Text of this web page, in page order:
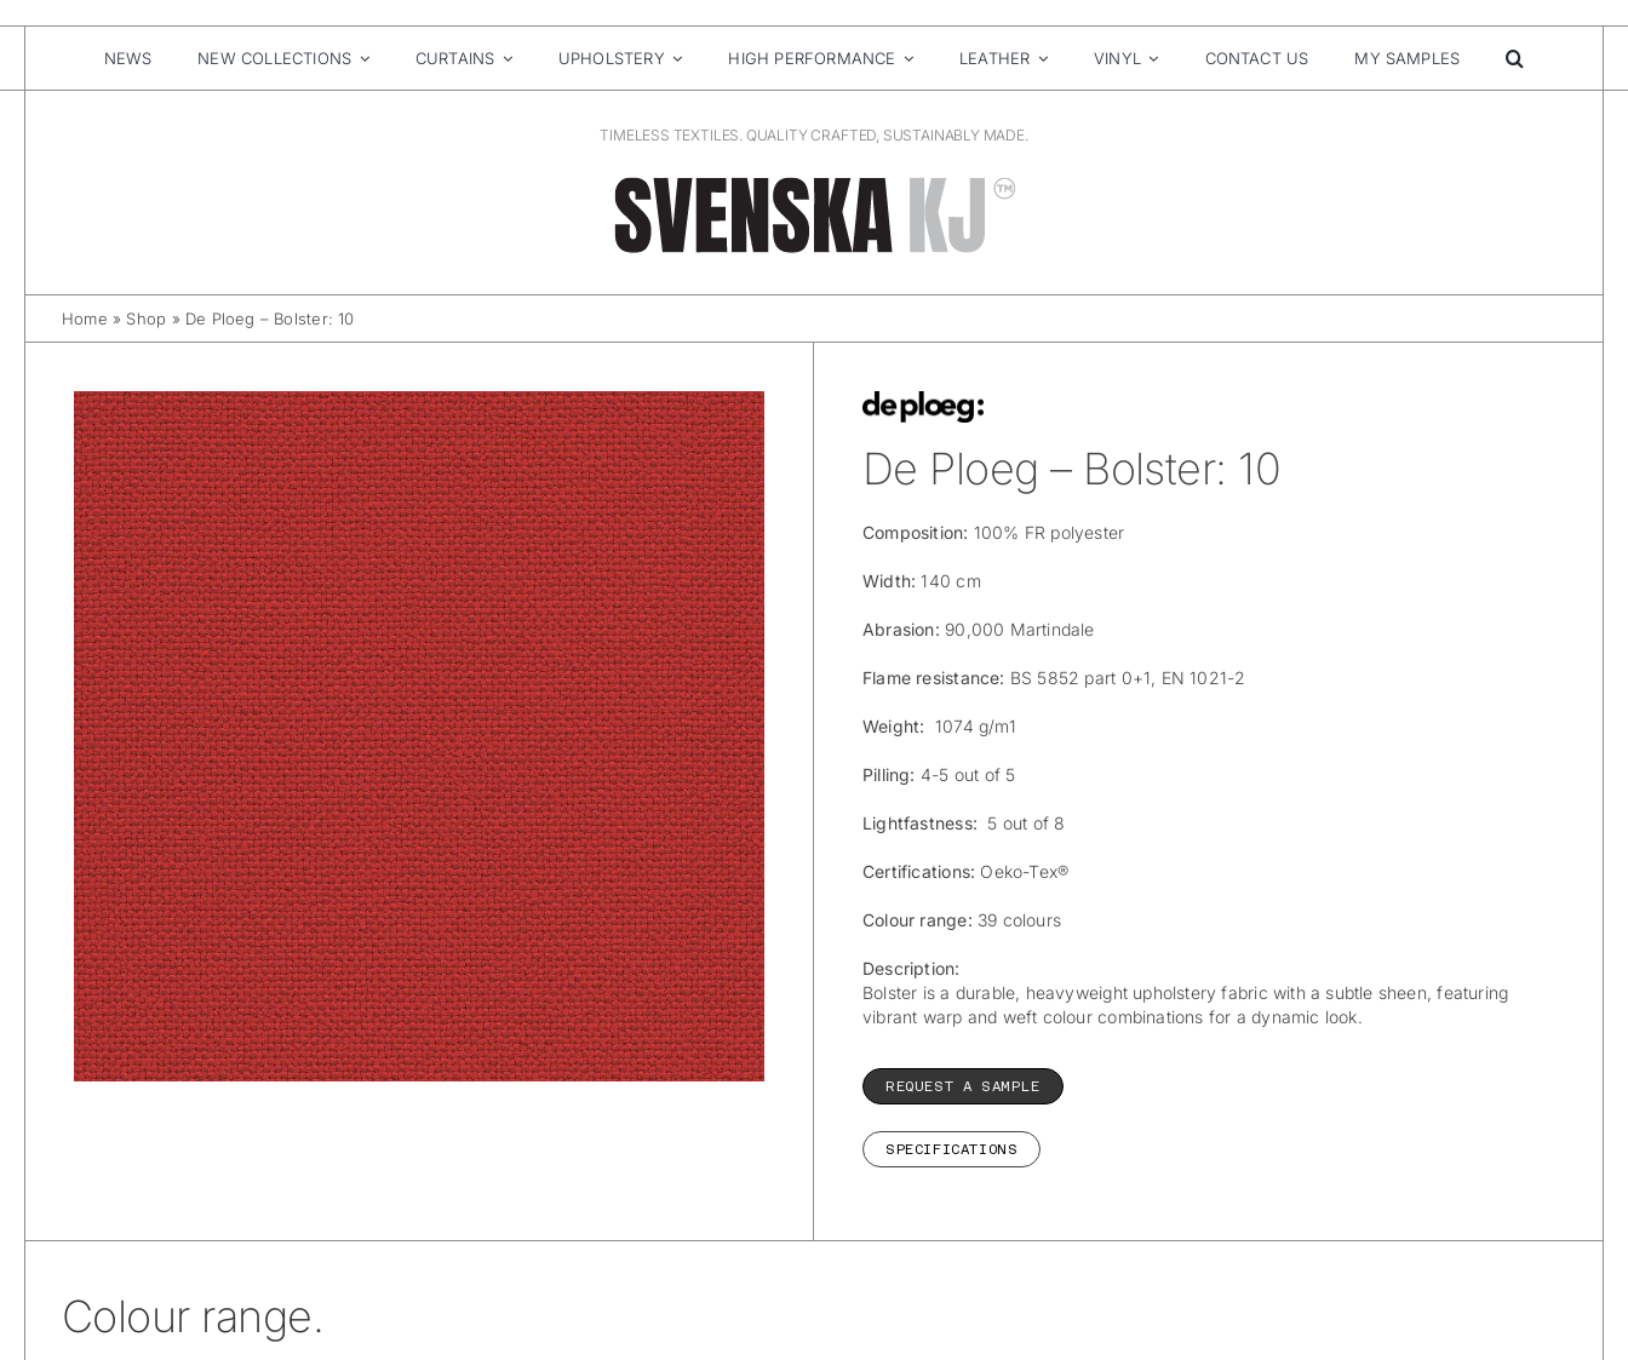
NEWS NEW COLLECTIONS CURTAINS UPHOLSTERY HIGH PERFORMANCE LEATHER VINYL CONTACT US MY SAMPLES
TIMELESS TEXTILES. QUALITY CRAFTED, SUSTAINABLY MADE.
Home » Shop » De Ploeg – Bolster: 10
De Ploeg – Bolster: 10
Composition: 100% FR polyester
Width: 140 cm
Abrasion: 90,000 Martindale
Flame resistance: BS 5852 part 0+1, EN 1021-2
Weight: 1074 g/m1
Pilling: 4-5 out of 5
Lightfastness: 5 out of 8
Certifications: Oeko-Tex®
Colour range: 39 colours
Description:
Bolster is a durable, heavyweight upholstery fabric with a subtle sheen, featuring
vibrant warp and weft colour combinations for a dynamic look.
REQUEST A SAMPLE
SPECIFICATIONS
Colour range.